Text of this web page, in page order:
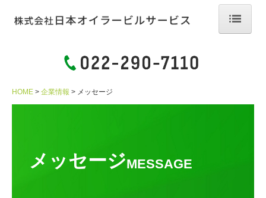
HOME 企業情報 メッセージ
メッセージMESSAGE